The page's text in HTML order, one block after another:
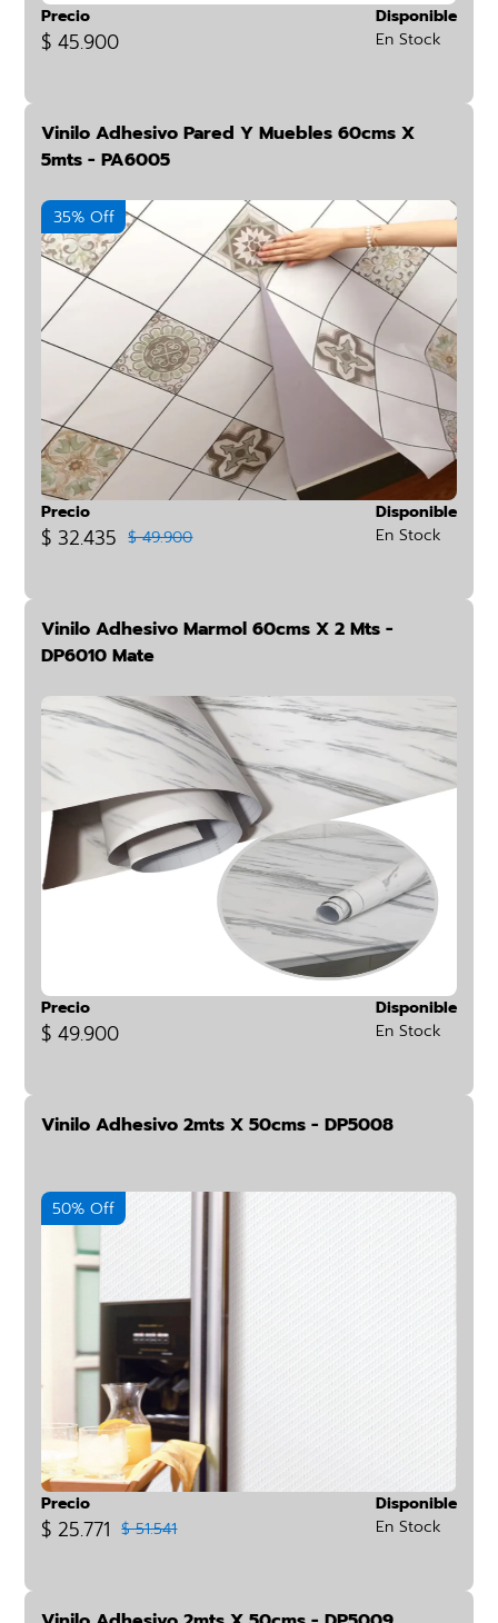
Precio
$ 45.900
Disponible
En Stock
Vinilo Adhesivo Pared Y Muebles 60cms X
5mts - PA6005
35% Off
Precio
$ 32.435 $ 49.900
Disponible
En Stock
Vinilo Adhesivo Marmol 60cms X 2 Mts -
DP6010 Mate
Precio
$ 49.900
Disponible
En Stock
Vinilo Adhesivo 2mts X 50cms - DP5008
50% Off
Precio
$ 25.771 $ 51.541
Disponible
En Stock